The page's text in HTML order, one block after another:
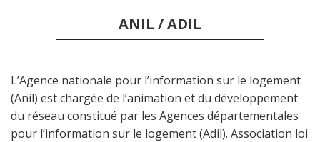
ANIL / ADIL
L’Agence nationale pour l’information sur le logement
(Anil) est chargée de l’animation et du développement
du réseau constitué par les Agences départementales
pour l’information sur le logement (Adil). Association loi